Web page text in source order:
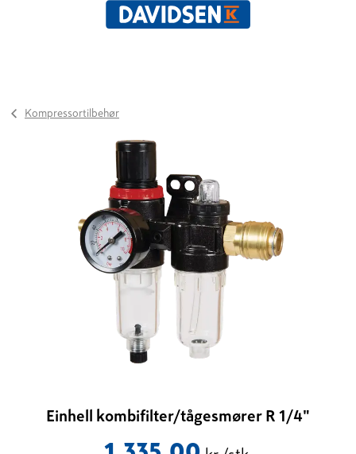
Kompressortilbehør
Einhell kombifilter/tågesmører R 1/4"